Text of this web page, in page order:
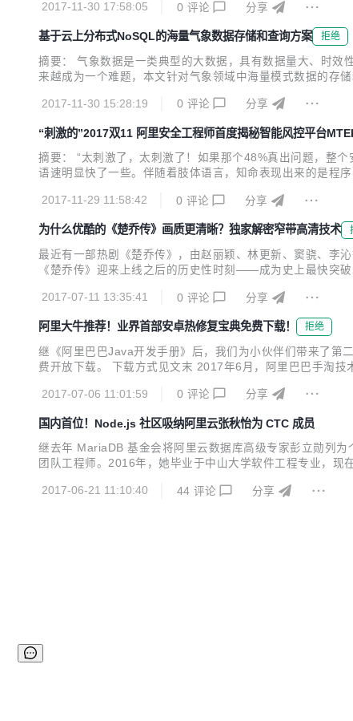
物。 冯...
2017-11-30 17:58:05 0 评论 分享
基于云上分布式NoSQL的海量气象数据存储和查询方案 拒绝
摘要： 气象数据是一类典型的大数据，具有数据量大、时效
来越成为一个难题，本文针对气象领域中海量模式数据的存
B到上百TB的规模，且在爆发性增长。如何存储和高效的查询
2017-11-30 15:28:19 0 评论 分享
“刺激的”2017双11 阿里安全工程师首度揭秘智能风控平台
摘要： “太刺激了，太刺激了！如果那个48%真出问题，整
语速明显快了一些。伴随着肢体语言，知命表现出来的是程
台，最后面的3代表这是全新一代的3.0系统...
2017-11-29 11:58:42 0 评论 分享
为什么优酷的《楚乔传》画质更清晰？独家解密窄带高清技术
最近有一部热剧《楚乔传》，由赵丽颖、林更新、窦骁、李
《楚乔传》迎来上线之后的历史性时刻——成为史上最快突
了网民最为重要的休闲娱乐、日常消遣的方式之一。敢问我
2017-07-11 13:35:41 0 评论 分享
阿里大牛推荐！业界首部安卓热修复宝典免费下载！ 拒绝
继《阿里巴巴Java开发手册》后，我们为小伙伴们带来了第
费开放下载。 下载方式见文末 2017年6月，阿里巴巴手淘
发现，是业界首部全方位完整介绍热修复...
2017-07-06 11:01:59 0 评论 分享
国内首位！Node.js 社区吸纳阿里云张秋怡为 CTC 成员
继去年 MariaDB 基金会将阿里云数据库高级专家彭立勋列
团队工程师。2016年，她毕业于中山大学软件工程专业，
e...
2017-06-21 11:10:40 44 评论 分享